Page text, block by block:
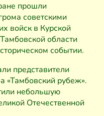
прошли
советскими
войск в Курской
области
событии.
представители
«Тамбовский рубеж».
небольшую
Отечественной